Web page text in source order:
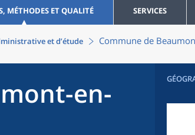
MÉTHODES ET QUALITÉ SERVICES
et d’étude Commune de
en-